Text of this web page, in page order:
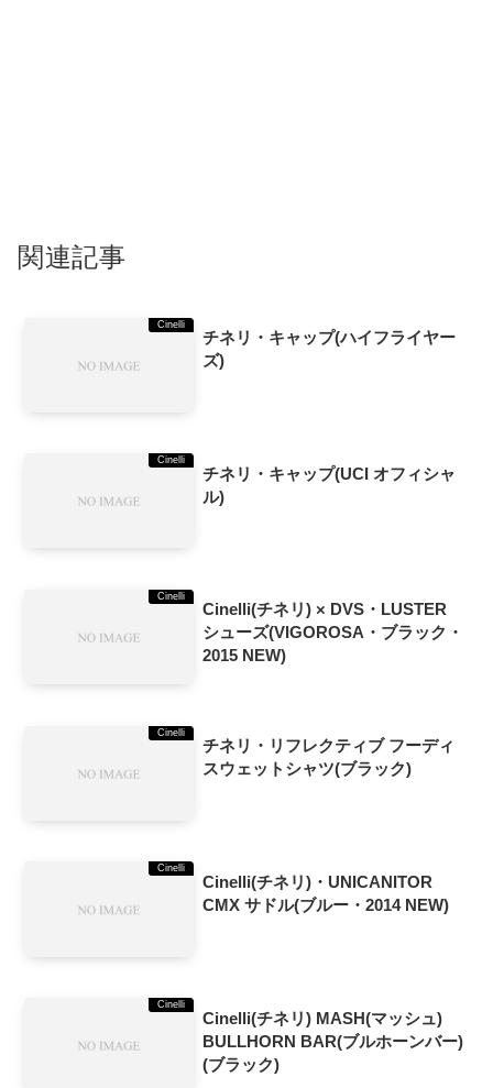
関連記事
Cinelli
チネリ・キャップ(ハイフライヤー
ズ)
Cinelli
チネリ・キャップ(UCI オフィシャ
ル)
Cinelli
Cinelli(チネリ) × DVS・LUSTER
シューズ(VIGOROSA・ブラック・
2015 NEW)
Cinelli
チネリ・リフレクティブ フーディ
スウェットシャツ(ブラック)
Cinelli
Cinelli(チネリ)・UNICANITOR
CMX サドル(ブルー・2014 NEW)
Cinelli
Cinelli(チネリ) MASH(マッシュ)
BULLHORN BAR(ブルホーンバー)
(ブラック)